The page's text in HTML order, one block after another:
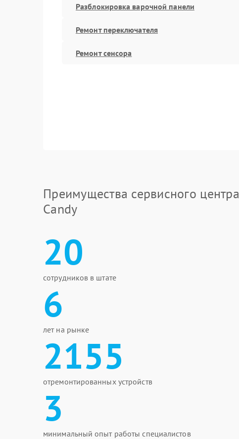
Разблокировка варочной панели
Ремонт переключателя
Ремонт сенсора
Преимущества сервисного центра
Candy
20
сотрудников в штате
6
лет на рынке
2155
отремонтированных устройств
3
минимальный опыт работы специалистов